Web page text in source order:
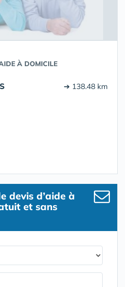
À DOMICILE
➔ 138.48 km
devis d’aide à
et sans